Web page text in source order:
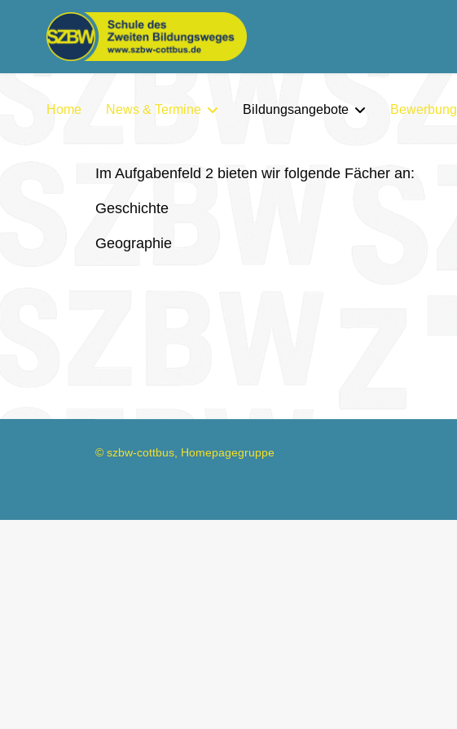
Home News & Termine Bildungsangebote Bewerbung
Im Aufgabenfeld 2 bieten wir folgende Fächer an:
Geschichte
Geographie
© szbw-cottbus, Homepagegruppe